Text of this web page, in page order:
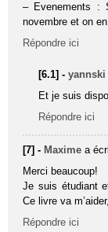
– Evenements :
novembre et on
Répondre ici
[6.1] -yannski
Et je suis
Répondre ici
[7] - Maxime a
Merci beaucoup!
Je suis étudiant
Ce livre va
Répondre ici